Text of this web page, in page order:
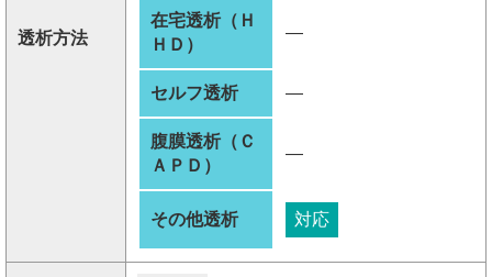
透析方法
在宅透析（Ｈ
ＨＤ）
―
セルフ透析 ―
腹膜透析（Ｃ
ＡＰＤ）
―
その他透析 対応